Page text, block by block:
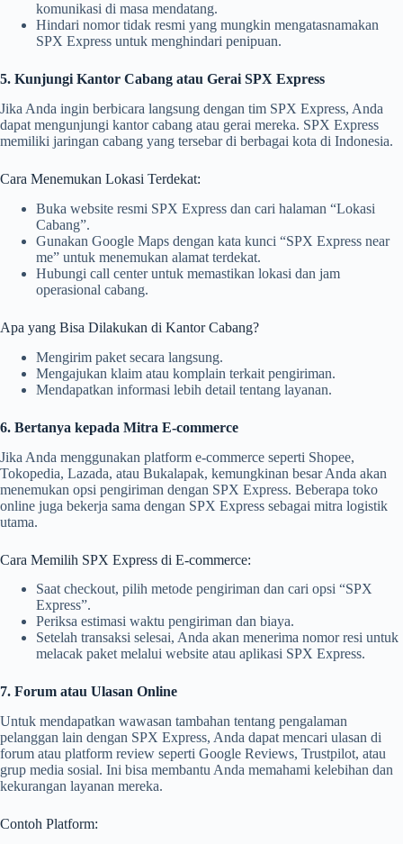
komunikasi di masa mendatang.
Hindari nomor tidak resmi yang mungkin mengatasnamakan
SPX Express untuk menghindari penipuan.
5. Kunjungi Kantor Cabang atau Gerai SPX Express
Jika Anda ingin berbicara langsung dengan tim SPX Express, Anda
dapat mengunjungi kantor cabang atau gerai mereka. SPX Express
memiliki jaringan cabang yang tersebar di berbagai kota di Indonesia.
Cara Menemukan Lokasi Terdekat:
Buka website resmi SPX Express dan cari halaman “Lokasi
Cabang”.
Gunakan Google Maps dengan kata kunci “SPX Express near
me” untuk menemukan alamat terdekat.
Hubungi call center untuk memastikan lokasi dan jam
operasional cabang.
Apa yang Bisa Dilakukan di Kantor Cabang?
Mengirim paket secara langsung.
Mengajukan klaim atau komplain terkait pengiriman.
Mendapatkan informasi lebih detail tentang layanan.
6. Bertanya kepada Mitra E-commerce
Jika Anda menggunakan platform e-commerce seperti Shopee,
Tokopedia, Lazada, atau Bukalapak, kemungkinan besar Anda akan
menemukan opsi pengiriman dengan SPX Express. Beberapa toko
online juga bekerja sama dengan SPX Express sebagai mitra logistik
utama.
Cara Memilih SPX Express di E-commerce:
Saat checkout, pilih metode pengiriman dan cari opsi “SPX
Express”.
Periksa estimasi waktu pengiriman dan biaya.
Setelah transaksi selesai, Anda akan menerima nomor resi untuk
melacak paket melalui website atau aplikasi SPX Express.
7. Forum atau Ulasan Online
Untuk mendapatkan wawasan tambahan tentang pengalaman
pelanggan lain dengan SPX Express, Anda dapat mencari ulasan di
forum atau platform review seperti Google Reviews, Trustpilot, atau
grup media sosial. Ini bisa membantu Anda memahami kelebihan dan
kekurangan layanan mereka.
Contoh Platform: